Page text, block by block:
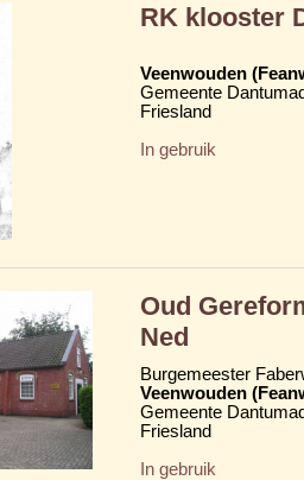
RK klooster
Veenwouden
Gemeente
Friesland
In gebruik
Oud
Ned
Burgemeester
Veenwouden
Gemeente
Friesland
In gebruik